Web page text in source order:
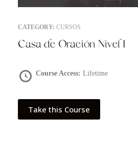
CATEGORY: CURSOS
Casa de Oración Nivel 1
Course Access: Lifetime
Take this Course